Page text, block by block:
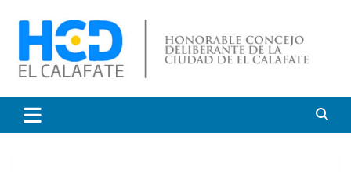
Honorable Concejo
Deliberante de El Calafate